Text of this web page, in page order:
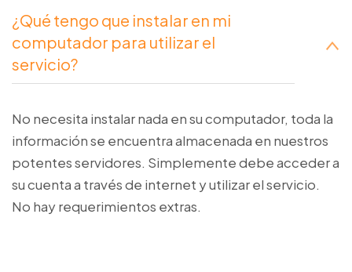
¿Qué tengo que instalar en mi
computador para utilizar el
servicio?
No necesita instalar nada en su computador, toda la
información se encuentra almacenada en nuestros
potentes servidores. Simplemente debe acceder a
su cuenta a través de internet y utilizar el servicio.
No hay requerimientos extras.